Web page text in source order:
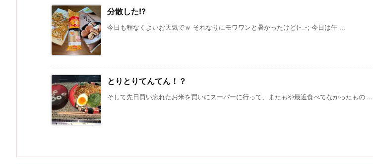
分散した!?
今日も程なくよいお天気でｗ それなりにモワワンと暑かったけど(-_-; 今日は午 ...
とりとりてんてん！？
そして先日買い忘れたお米を買いにスーパーに行って、またもや最近食べてなかったもの ...